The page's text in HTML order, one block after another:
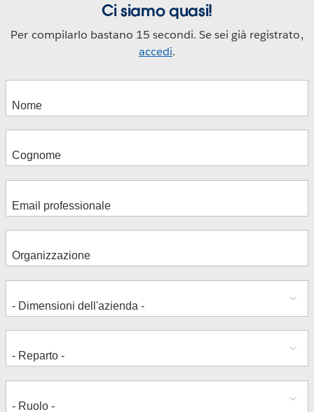
Ci siamo quasi!
Per compilarlo bastano 15 secondi. Se sei già registrato,
accedi.